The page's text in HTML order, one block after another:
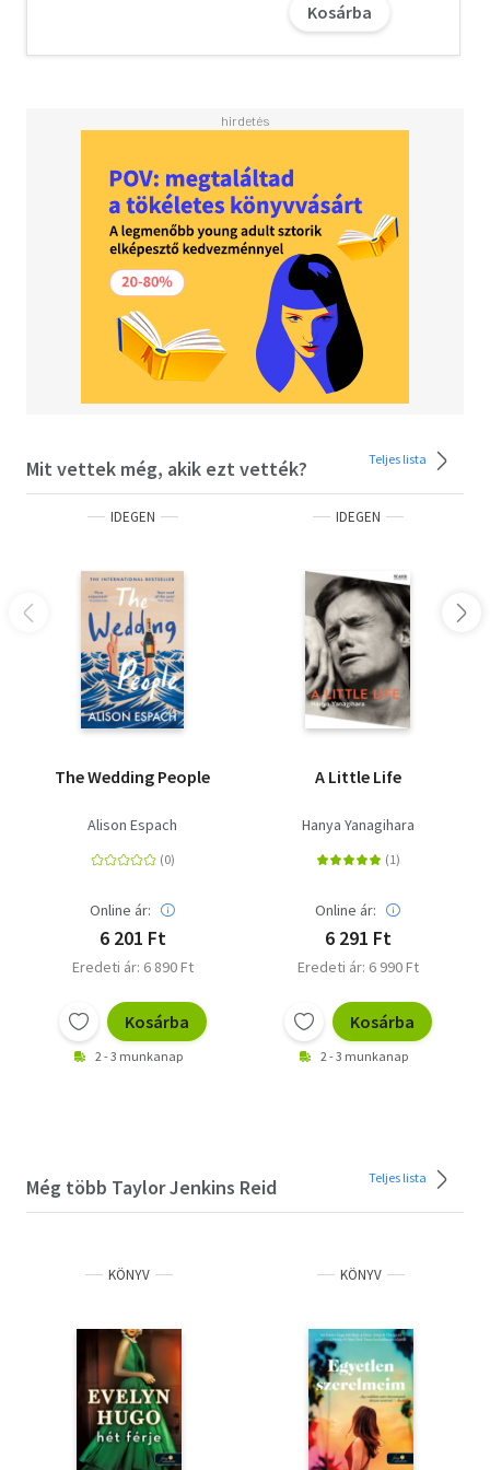
forbidden love. Monique begins to feel a very real
Kosárba
Mit vettek még, akik ezt vették? Teljes lista
IDEGEN
The Wedding People
Alison Espach
Online ár:
6 201 Ft
Eredeti ár: 6 890 Ft
Kosárba
2 - 3 munkanap
IDEGEN
A Little Life
Hanya Yanagihara
Online ár:
6 291 Ft
Eredeti ár: 6 990 Ft
Kosárba
2 - 3 munkanap
Még több Taylor Jenkins Reid Teljes lista
KÖNYV KÖNYV